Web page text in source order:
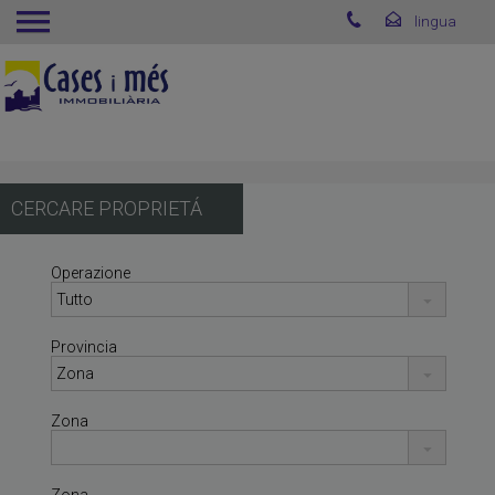
CERCARE PROPRIETÁ
Operazione
Provincia
Zona